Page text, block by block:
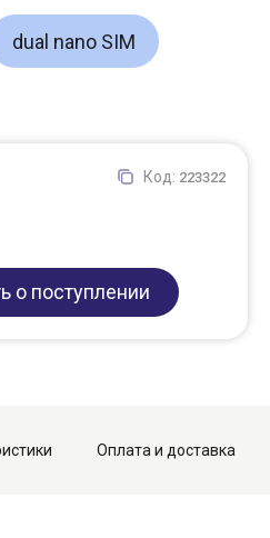
dual nano SIM
Код: 223322
о поступлении
Оплата и доставка